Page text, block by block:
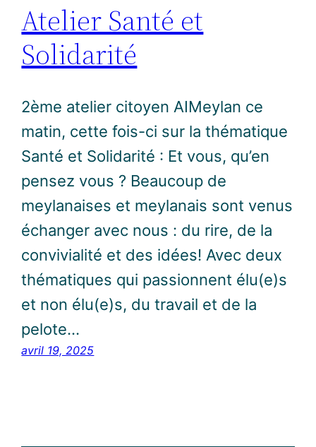
Atelier Santé et
Solidarité
2ème atelier citoyen AIMeylan ce
matin, cette fois-ci sur la thématique
Santé et Solidarité : Et vous, qu’en
pensez vous ? Beaucoup de
meylanaises et meylanais sont venus
échanger avec nous : du rire, de la
convivialité et des idées! Avec deux
thématiques qui passionnent élu(e)s
et non élu(e)s, du travail et de la
pelote…
avril 19, 2025